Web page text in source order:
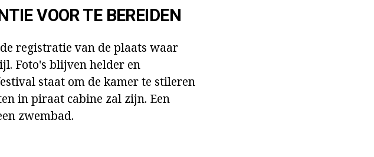
VOOR TE BEREIDEN
registratie van de plaats waar
Foto's blijven helder en
staat om de kamer te stileren
in piraat cabine zal zijn. Een
zwembad.